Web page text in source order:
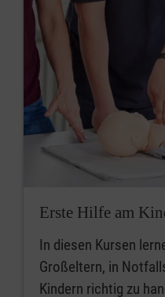
Erste Hilfe am
In diesen Kursen
Großeltern, in
Kindern richtig zu